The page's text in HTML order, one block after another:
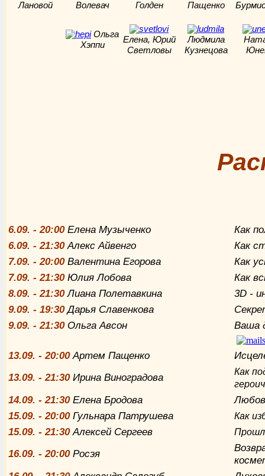
Лановой
Волевач
Голден
Пащенко
Ольга
Хэппи
Елена, Юрий
Светловы
Людмила
Кузнецова
6.09. - 20:00 Елена Музыченко
Как
6.09. - 21:30Алекс Айвенго
Как
7.09. - 20:00 Валентина Егорова
Как
7.09. - 21:30 Юлия Лобова
Как
8.09. - 21:30Лиана Полетавкина
3D -
9.09. - 19:30Дарья Славенкова
9.09. - 21:30 Ольга Авсон Ваша
13.09. - 20:00Артем Пащенко
13.09. - 21:30 Ирина Виноградова
Как
14.09. - 21:30 Елена Бродова
15.09. - 20:00 Гульнара Патрушева Как
15.09. - 21:30Алексей Сергеев
16.09. - 20:00 Росэя